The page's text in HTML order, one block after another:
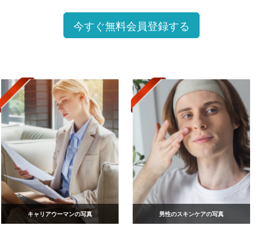
今すぐ無料会員登録する
キャリアウーマンの写真 男性のスキンケアの写真